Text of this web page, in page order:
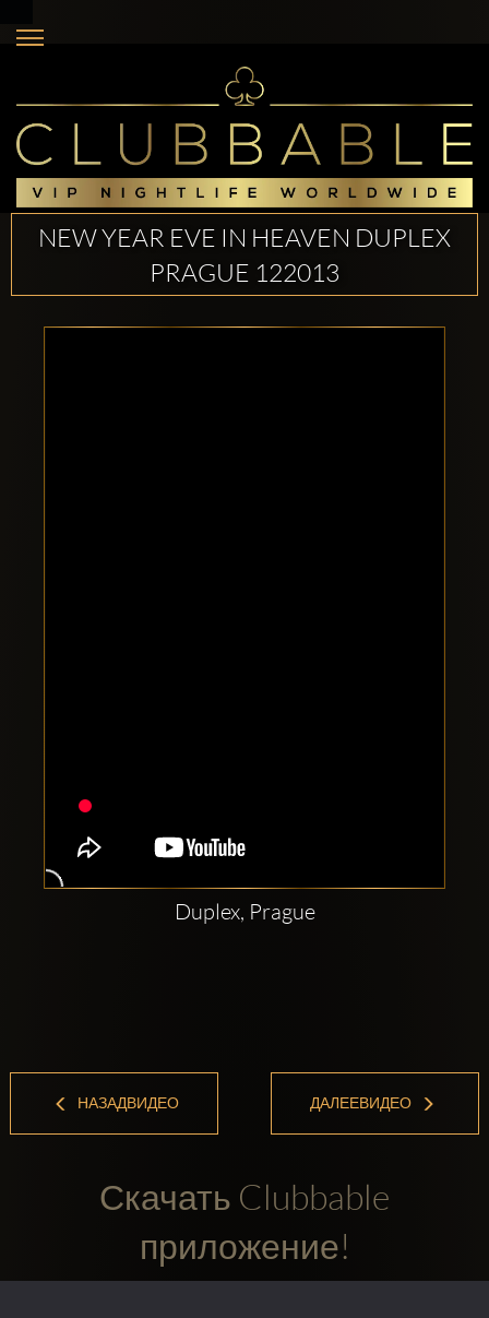
NEW YEAR EVE IN HEAVEN DUPLEX
PRAGUE 122013
Duplex, Prague
НАЗАДВИДЕО ДАЛЕЕВИДЕО
Скачать Clubbable
приложение!